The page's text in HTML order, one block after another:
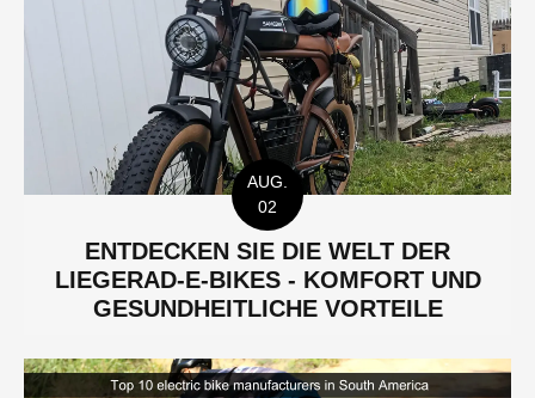
AUG.
02
ENTDECKEN SIE DIE WELT DER
LIEGERAD-E-BIKES - KOMFORT UND
GESUNDHEITLICHE VORTEILE